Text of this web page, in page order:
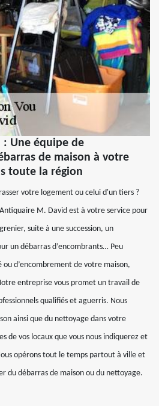
Une équipe de
de maison à votre
toute la région
votre logement ou celui d'un tiers ?
M. David est à votre service pour
suite à une succession, un
un débarras d’encombrants… Peu
d’encombrement de votre maison,
entreprise vous promet un travail de
qualifiés et aguerris. Nous
ainsi que du nettoyage dans votre
de vos locaux que vous nous indiquerez et
opérons tout le temps partout à ville et
du débarras de maison ou du nettoyage.